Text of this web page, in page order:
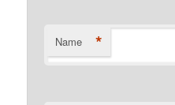
Name *